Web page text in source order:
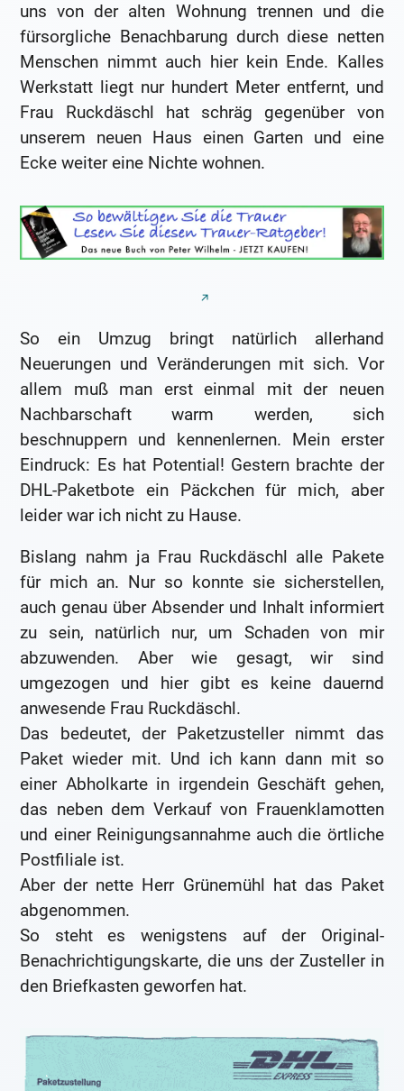
uns von der alten Wohnung trennen und die
fürsorgliche Benachbarung durch diese netten
Menschen nimmt auch hier kein Ende. Kalles
Werkstatt liegt nur hundert Meter entfernt, und
Frau Ruckdäschl hat schräg gegenüber von
unserem neuen Haus einen Garten und eine
Ecke weiter eine Nichte wohnen.
So ein Umzug bringt natürlich allerhand
Neuerungen und Veränderungen mit sich. Vor
allem muß man erst einmal mit der neuen
Nachbarschaft warm werden, sich
beschnuppern und kennenlernen. Mein erster
Eindruck: Es hat Potential! Gestern brachte der
DHL-Paketbote ein Päckchen für mich, aber
leider war ich nicht zu Hause.
Bislang nahm ja Frau Ruckdäschl alle Pakete
für mich an. Nur so konnte sie sicherstellen,
auch genau über Absender und Inhalt informiert
zu sein, natürlich nur, um Schaden von mir
abzuwenden. Aber wie gesagt, wir sind
umgezogen und hier gibt es keine dauernd
anwesende Frau Ruckdäschl.
Das bedeutet, der Paketzusteller nimmt das
Paket wieder mit. Und ich kann dann mit so
einer Abholkarte in irgendein Geschäft gehen,
das neben dem Verkauf von Frauenklamotten
und einer Reinigungsannahme auch die örtliche
Postfiliale ist.
Aber der nette Herr Grünemühl hat das Paket
abgenommen.
So steht es wenigstens auf der Original-
Benachrichtigungskarte, die uns der Zusteller in
den Briefkasten geworfen hat.